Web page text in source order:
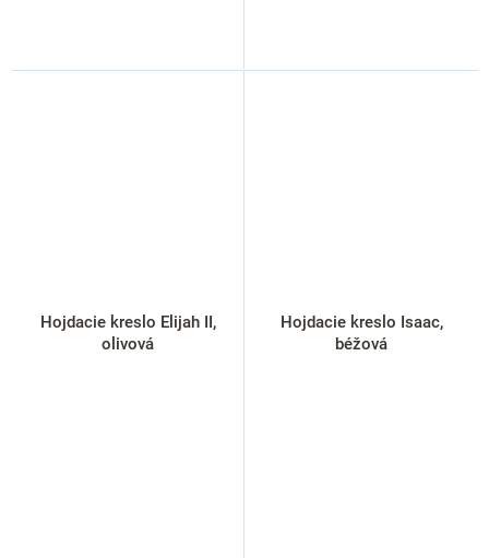
Hojdacie kreslo Elijah II,
olivová
Hojdacie kreslo Isaac,
béžová